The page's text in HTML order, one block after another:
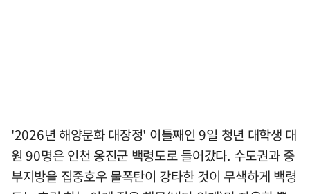
'2026년 해양문화 대장정' 이틀째인 9일 청년 대학생 대
원 90명은 인천 옹진군 백령도로 들어갔다. 수도권과 중
부지방을 집중호우 물폭탄이 강타한 것이 무색하게 백령